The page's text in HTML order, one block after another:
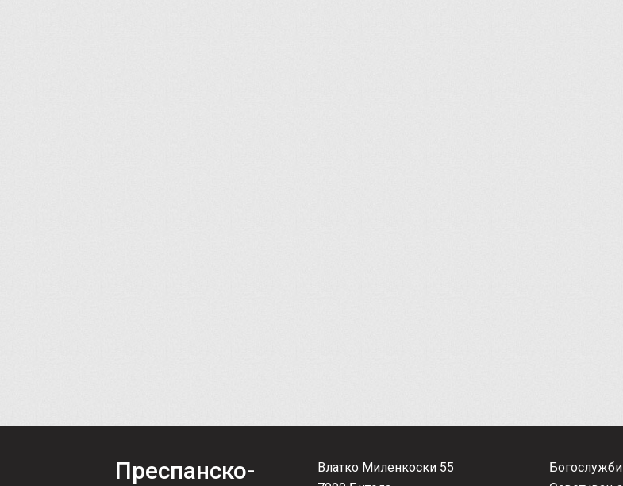
Преспанско-
Влатко Миленкоски 55
Богослужби